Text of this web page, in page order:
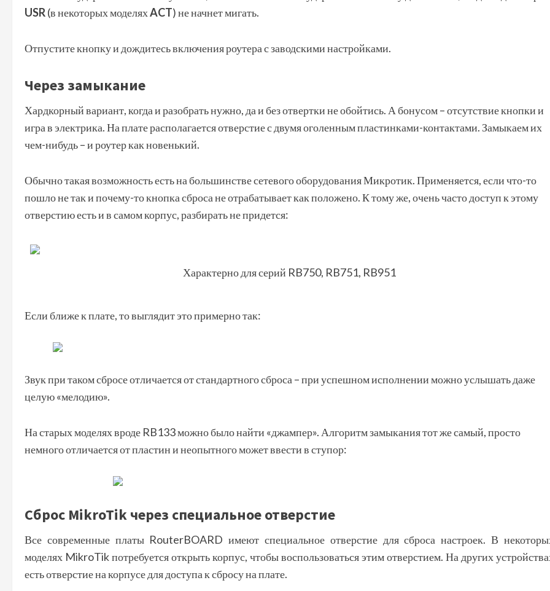
USR(в некоторых моделяхACT) не начнет мигать.
Отпустите кнопку и дождитесь включения роутера с заводскими настройками.
Через замыкание
Хардкорный вариант, когда и разобрать нужно, да и без отвертки не обойтись. А бонусом – отсутствие кнопки и
игра в электрика. На плате располагается отверстие с двумя оголенным пластинками-контактами. Замыкаем их
чем-нибудь – и роутер как новенький.
Обычно такая возможность есть на большинстве сетевого оборудования Микротик. Применяется, если что-то
пошло не так и почему-то кнопка сброса не отрабатывает как положено. К тому же, очень часто доступ к этому
отверстию есть и в самом корпус, разбирать не придется:
Характерно для серий RB750, RB751, RB951
Если ближе к плате, то выглядит это примерно так:
Звук при таком сбросе отличается от стандартного сброса – при успешном исполнении можно услышать даже
целую «мелодию».
На старых моделях вроде RB133 можно было найти «джампер». Алгоритм замыкания тот же самый, просто
немного отличается от пластин и неопытного может ввести в ступор:
Сброс MikroTik через специальное отверстие
Все современные платы RouterBOARD имеют специальное отверстие для сброса настроек. В
моделях MikroTik потребуется открыть корпус, чтобы воспользоваться этим отверстием. На других
есть отверстие на корпусе для доступа к сбросу на плате.